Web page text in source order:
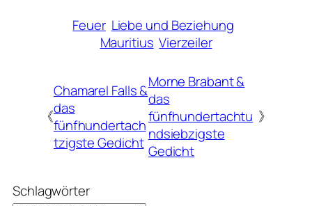
Feuer Liebe und Beziehung
Mauritius Vierzeiler
《
Chamarel Falls &
das
fünfhundertach
tzigste Gedicht
Morne Brabant &
das
fünfhundertachtu
ndsiebzigste
Gedicht
》
Schlagwörter